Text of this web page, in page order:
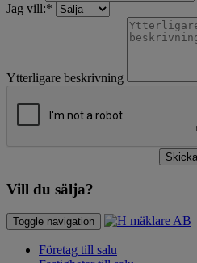
Jag vill:*
Ytterligare beskrivning
Skicka
Vill du sälja?
Toggle navigation
Företag till salu